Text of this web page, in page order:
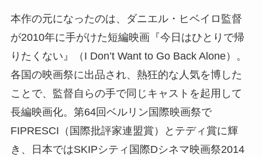
本作の元になったのは、ダニエル・ヒベイロ監督
が2010年に手がけた短編映画『今日はひとりで帰
りたくない』（I Don’t Want to Go Back Alone）。
各国の映画祭に出品され、熱狂的な人気を博した
ことで、監督自らの手で同じキャストを起用して
長編映画化。第64回ベルリン国際映画祭で
FIPRESCI（国際批評家連盟賞）とテディ賞に輝
き、日本ではSKIPシティ国際Dシネマ映画祭2014